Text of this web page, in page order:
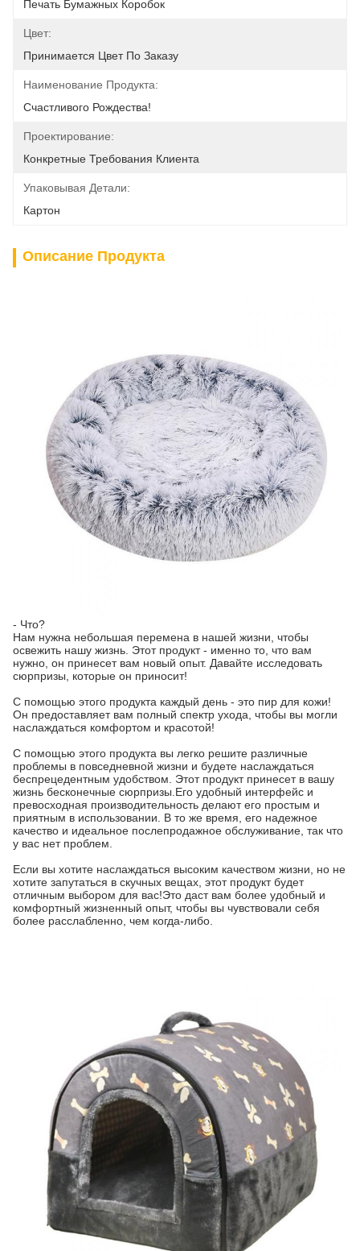
Печать Бумажных Коробок
Цвет:
Принимается Цвет По Заказу
Наименование Продукта:
Счастливого Рождества!
Проектирование:
Конкретные Требования Клиента
Упаковывая Детали:
Картон
Описание Продукта
- Что?
Нам нужна небольшая перемена в нашей жизни, чтобы
освежить нашу жизнь. Этот продукт - именно то, что вам
нужно, он принесет вам новый опыт. Давайте исследовать
сюрпризы, которые он приносит!
С помощью этого продукта каждый день - это пир для кожи!
Он предоставляет вам полный спектр ухода, чтобы вы могли
наслаждаться комфортом и красотой!
С помощью этого продукта вы легко решите различные
проблемы в повседневной жизни и будете наслаждаться
беспрецедентным удобством. Этот продукт принесет в вашу
жизнь бесконечные сюрпризы.Его удобный интерфейс и
превосходная производительность делают его простым и
приятным в использовании. В то же время, его надежное
качество и идеальное послепродажное обслуживание, так что
у вас нет проблем.
Если вы хотите наслаждаться высоким качеством жизни, но не
хотите запутаться в скучных вещах, этот продукт будет
отличным выбором для вас!Это даст вам более удобный и
комфортный жизненный опыт, чтобы вы чувствовали себя
более расслабленно, чем когда-либо.